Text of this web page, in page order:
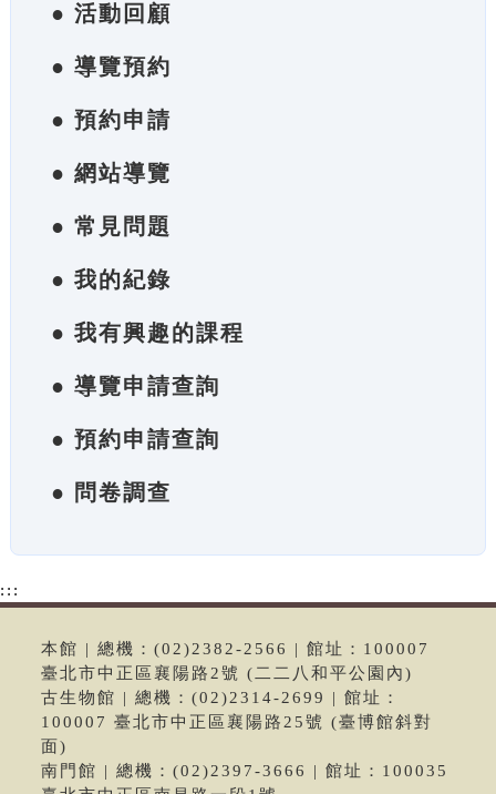
● 活動回顧
● 導覽預約
● 預約申請
● 網站導覽
● 常見問題
● 我的紀錄
● 我有興趣的課程
● 導覽申請查詢
● 預約申請查詢
● 問卷調查
:::
本館 | 總機：(02)2382-2566 | 館址：100007
臺北市中正區襄陽路2號 (二二八和平公園內)
古生物館 | 總機：(02)2314-2699 | 館址：
100007 臺北市中正區襄陽路25號 (臺博館斜對
面)
南門館 | 總機：(02)2397-3666 | 館址：100035